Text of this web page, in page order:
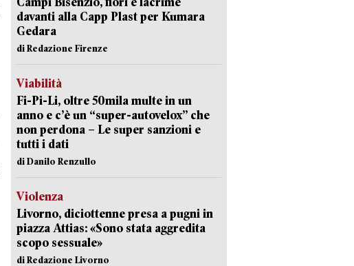
davanti alla Capp Plast per Kumara
Gedara
di Redazione Firenze
Viabilità
Fi-Pi-Li, oltre 50mila multe in un
anno e c’è un “super-autovelox” che
non perdona – Le super sanzioni e
tutti i dati
di Danilo Renzullo
Violenza
Livorno, diciottenne presa a pugni in
piazza Attias: «Sono stata aggredita
scopo sessuale»
di Redazione Livorno